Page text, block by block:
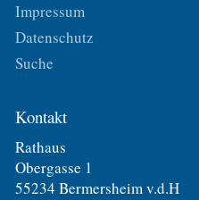
Impressum
Datenschutz
Suche
Kontakt
Rathaus
Obergasse 1
55234 Bermersheim v.d.H